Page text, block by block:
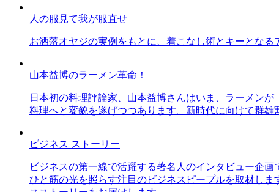
人の服見て我が服直せ
お洒落オヤジの実例をもとに、着こなし術とキーとなる
山本益博のラーメン革命！
日本初の料理評論家、山本益博さんはいま、ラーメン
料理へと変貌を遂げつつあります。新時代に向けて群
ビジネス ストーリー
ビジネスの第一線で活躍する著名人のインタビュー企
ひと筋の光を照らす注目のビジネスピープルを取材し